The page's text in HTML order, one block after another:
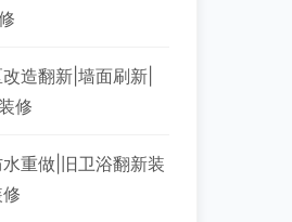
造翻新|墙面刷新|
修
重做|旧卫浴翻新装